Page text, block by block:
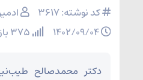
کد نوشته: 3617
ادمین ۲
دکتر محمدصالح